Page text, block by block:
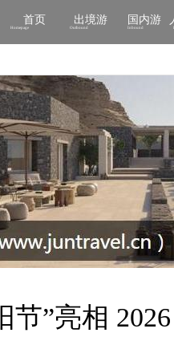
首页
Homepage
出境游
Outbound
国内游
Inbound
节”亮相